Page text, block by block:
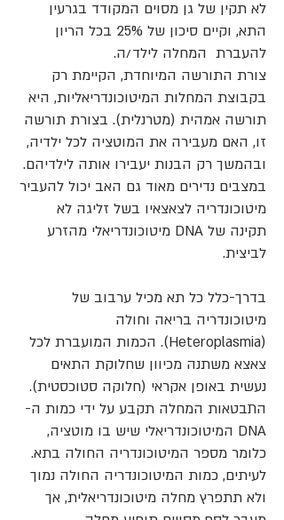
לא תקין של גן מסוים המקודד בגרעין
התא, וקיים סיכון של 25% בכל הריון
להעברת המחלה לילד/ה.
צורת התורשה המיוחדת, הקיימת רק
בקבוצת המחלות המיטוכונדריאליות, היא
תורשה אמהית (מטרנלית). בצורת תורשה
זו, האם מעבירה את המוטציה לכל ילדיה,
ובהמשך רק הבנות יעבירו אותה לילדיהם.
במצבים נדירים מאוד גם האב יכול להעביר
מיטוכונדריה לצאצאיו בשל זליגה לא
תקינה של DNA מיטוכונדריאלי מהזרע
לביצית.
בדרך-כלל כל תא מכיל ערבוב של
מיטוכונדריה בריאה וחולה
(Heteroplasmia). הכמות המועברת לכל
צאצא משתנה מכיוון שחלוקת התאים
נעשית באופן אקראי (חלוקה סטוכסטית).
התבטאות המחלה תקבע על ידי כמות ה-
DNA המיטוכונדריאלי שיש בו מוטציה,
כלומר מספר המיטוכונדריה החולה בתא.
לעיתים, כמות המיטוכונדריה החולה נמוך
ולא תתפרץ מחלה מיטוכונדריאלית, אך